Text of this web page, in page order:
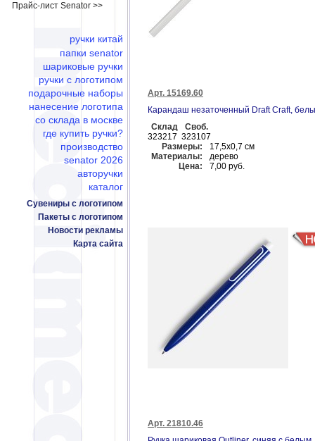
Прайс-лист Senator >>
ручки китай
папки senator
шариковые ручки
ручки с логотипом
подарочные наборы
нанесение логотипа
со склада в москве
где купить ручки?
производство
senator 2026
авторучки
каталог
Сувениры с логотипом
Пакеты с логотипом
Новости рекламы
Карта сайта
Арт. 15169.60
Карандаш незаточенный Draft Craft,
Склад
Своб.
323217 323107
Размеры:
17,5х0,7 см
Материалы:
дерево
Цена:
7,00 руб.
Арт. 21810.46